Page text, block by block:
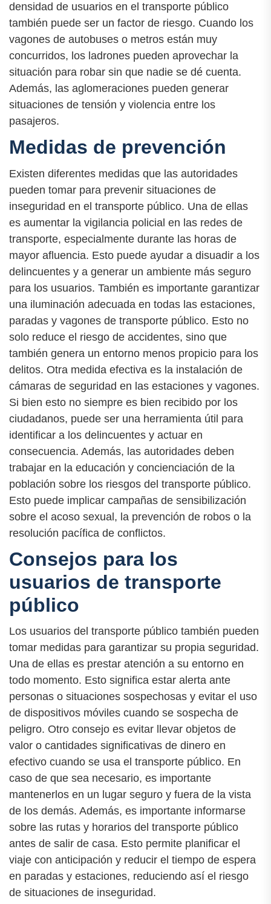
densidad de usuarios en el transporte público
también puede ser un factor de riesgo. Cuando los
vagones de autobuses o metros están muy
concurridos, los ladrones pueden aprovechar la
situación para robar sin que nadie se dé cuenta.
Además, las aglomeraciones pueden generar
situaciones de tensión y violencia entre los
pasajeros.
Medidas de prevención
Existen diferentes medidas que las autoridades
pueden tomar para prevenir situaciones de
inseguridad en el transporte público. Una de ellas
es aumentar la vigilancia policial en las redes de
transporte, especialmente durante las horas de
mayor afluencia. Esto puede ayudar a disuadir a los
delincuentes y a generar un ambiente más seguro
para los usuarios. También es importante garantizar
una iluminación adecuada en todas las estaciones,
paradas y vagones de transporte público. Esto no
solo reduce el riesgo de accidentes, sino que
también genera un entorno menos propicio para los
delitos. Otra medida efectiva es la instalación de
cámaras de seguridad en las estaciones y vagones.
Si bien esto no siempre es bien recibido por los
ciudadanos, puede ser una herramienta útil para
identificar a los delincuentes y actuar en
consecuencia. Además, las autoridades deben
trabajar en la educación y concienciación de la
población sobre los riesgos del transporte público.
Esto puede implicar campañas de sensibilización
sobre el acoso sexual, la prevención de robos o la
resolución pacífica de conflictos.
Consejos para los
usuarios de transporte
público
Los usuarios del transporte público también pueden
tomar medidas para garantizar su propia seguridad.
Una de ellas es prestar atención a su entorno en
todo momento. Esto significa estar alerta ante
personas o situaciones sospechosas y evitar el uso
de dispositivos móviles cuando se sospecha de
peligro. Otro consejo es evitar llevar objetos de
valor o cantidades significativas de dinero en
efectivo cuando se usa el transporte público. En
caso de que sea necesario, es importante
mantenerlos en un lugar seguro y fuera de la vista
de los demás. Además, es importante informarse
sobre las rutas y horarios del transporte público
antes de salir de casa. Esto permite planificar el
viaje con anticipación y reducir el tiempo de espera
en paradas y estaciones, reduciendo así el riesgo
de situaciones de inseguridad.